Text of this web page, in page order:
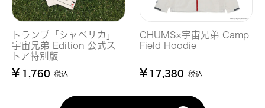
トランプ「シャベリカ」
宇宙兄弟 Edition 公式ス
トア特別版
¥ 1,760 税込
CHUMS×宇宙兄弟 Camp
Field Hoodie
¥ 17,380 税込